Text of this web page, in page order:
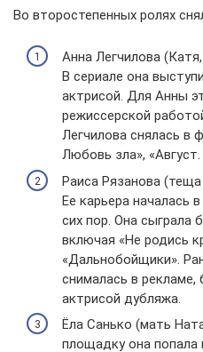
Во второстепенных ролях
Анна Легчилова
В сериале она
актрисой. Для Анны
режиссерской
Легчилова снялась в
Любовь зла»,
Раиса Рязанова (теща
Ее карьера началась
сих пор. Она сыграла
включая «Не родись
«Дальнобойщики».
снималась в
актрисой дубляжа.
Ёла Санько (мать
площадку она попала